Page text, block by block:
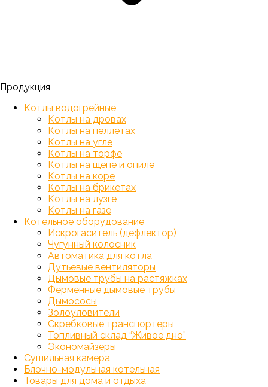
Продукция
Котлы водогрейные
Котлы на дровах
Котлы на пеллетах
Котлы на угле
Котлы на торфе
Котлы на щепе и опиле
Котлы на коре
Котлы на брикетах
Котлы на лузге
Котлы на газе
Котельное оборудование
Искрогаситель (дефлектор)
Чугунный колосник
Автоматика для котла
Дутьевые вентиляторы
Дымовые трубы на растяжках
Ферменные дымовые трубы
Дымососы
Золоуловители
Скребковые транспортеры
Топливный склад “Живое дно”
Экономайзеры
Сушильная камера
Блочно-модульная котельная
Товары для дома и отдыха